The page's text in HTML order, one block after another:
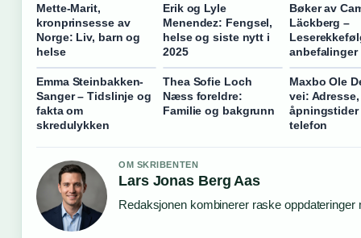
Mette-Marit,
kronprinsesse av
Norge: Liv, barn og
helse
Erik og Lyle
Menendez: Fengsel,
helse og siste nytt i
2025
Bøker av
Läckberg –
anbefalinger
Emma Steinbakken-
Sanger – Tidslinje og
fakta om
skredulykken
Thea Sofie Loch
Næss foreldre:
Familie og bakgrunn
Maxbo Ole
vei: Adresse,
åpningstider
telefon
OM SKRIBENTEN
Lars Jonas Berg Aas
Redaksjonen kombinerer raske oppdateringer